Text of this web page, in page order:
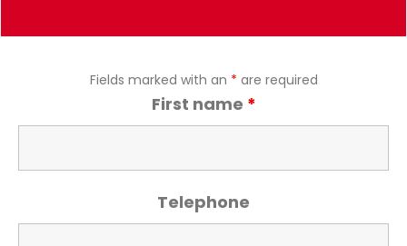
Fields marked with an * are required
First name *
Telephone